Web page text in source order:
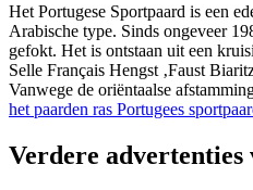
Het Portugese Sportpaard is een
Arabische type. Sinds ongeveer
gefokt. Het is ontstaan uit een
Selle Français Hengst ‚Faust
Vanwege de oriëntaalse
het paarden ras Portugees
Verdere advertenties